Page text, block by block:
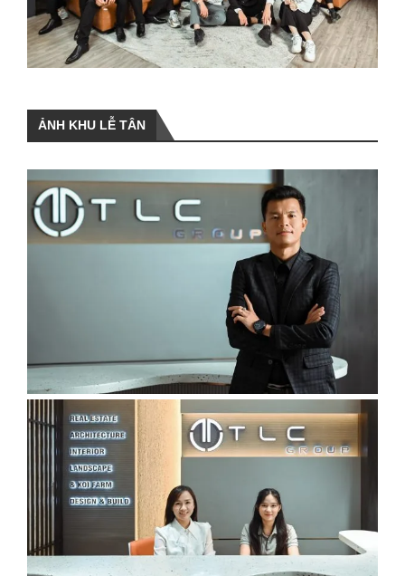
ẢNH KHU LỄ TÂN